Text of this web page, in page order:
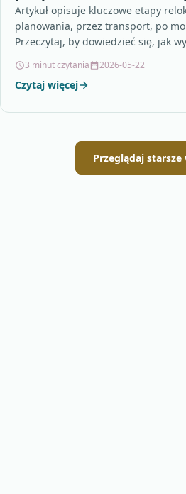
Artykuł opisuje kluczowe etapy
planowania, przez transport, po
Przeczytaj, by dowiedzieć się, jak
3 minut czytania 2026-05-22
Czytaj więcej
Przeglądaj starsze